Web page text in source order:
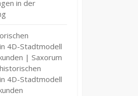
in der
4D-Stadtmodell
| Saxorum
4D-Stadtmodell